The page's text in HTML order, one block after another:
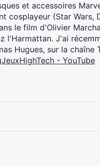
et accessoires
cosplayeur (Star Wars,
le film d'Olivier
l'Harmattan. J'ai
Hugues, sur la chaîne
- YouTube